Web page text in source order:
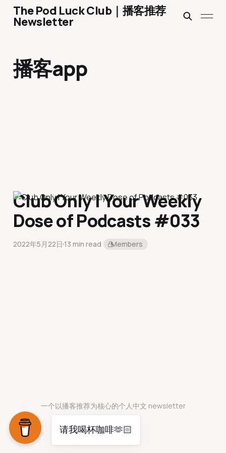
The Pod Luck Club｜播客推荐
Newsletter
播客app
Club Only | Your Weekly
Dose of Podcasts #033
2022年5月22日13 min read Members
一个以播客推荐为核心的个人中文 newsletter
请我喝杯咖啡🫶🏻